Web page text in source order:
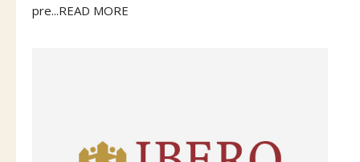
pre...READ MORE